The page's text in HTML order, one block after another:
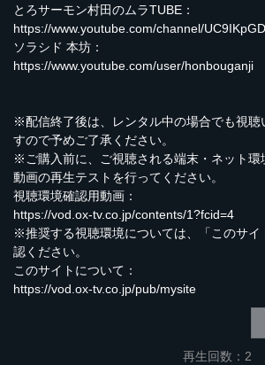
とろサーモン村田のムラTUBE：
https://www.youtube.com/channel/
ソラシド 本坊：
https://www.youtube.com/user/honbouganji
※配信終了後は、レンタル中の場合でも視聴
すので予めご了承ください。
※ご購入前に、ご視聴される端末・ネット環
動画の再生テストを行ってください。
視聴環境確認用動画：
https://vod.ox-tv.co.jp/contents/1?fcid=4
※推奨する視聴環境については、「このサイ
認ください。
このサイトについて：
https://vod.ox-tv.co.jp/pub/mysite
再生回数： 2